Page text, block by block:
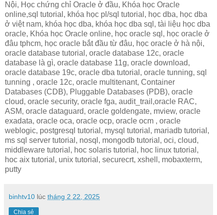
Nội, Học chứng chỉ Oracle ở đầu, Khóa học Oracle
online,sql tutorial, khóa học pl/sql tutorial, học dba, học dba
ở việt nam, khóa học dba, khóa học dba sql, tài liệu học dba
oracle, Khóa học Oracle online, học oracle sql, học oracle ở
đâu tphcm, học oracle bắt đầu từ đâu, học oracle ở hà nội,
oracle database tutorial, oracle database 12c, oracle
database là gì, oracle database 11g, oracle download,
oracle database 19c, oracle dba tutorial, oracle tunning, sql
tunning , oracle 12c, oracle multitenant, Container
Databases (CDB), Pluggable Databases (PDB), oracle
cloud, oracle security, oracle fga, audit_trail,oracle RAC,
ASM, oracle dataguard, oracle goldengate, mview, oracle
exadata, oracle oca, oracle ocp, oracle ocm , oracle
weblogic, postgresql tutorial, mysql tutorial, mariadb tutorial,
ms sql server tutorial, nosql, mongodb tutorial, oci, cloud,
middleware tutorial, hoc solaris tutorial, hoc linux tutorial,
hoc aix tutorial, unix tutorial, securecrt, xshell, mobaxterm,
putty
binhtv10 lúc tháng 2 22, 2025
Chia sẻ